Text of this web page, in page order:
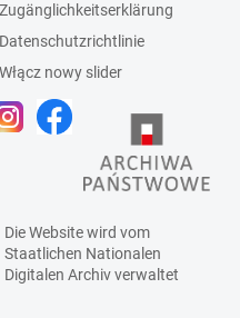
Zugänglichkeitserklärung
Datenschutzrichtlinie
Włącz nowy slider
Die Website wird vom
Staatlichen Nationalen
Digitalen Archivverwaltet